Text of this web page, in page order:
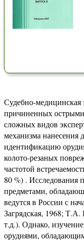
Судебно-медицинская
причиненных
сложных видов
механизма нанесения
идентификацию
колото-резаных
частотой
80 %) .
предметами,
ведутся в России с
Загрядская, 1968;
т.д.). Однако,
орудиями,